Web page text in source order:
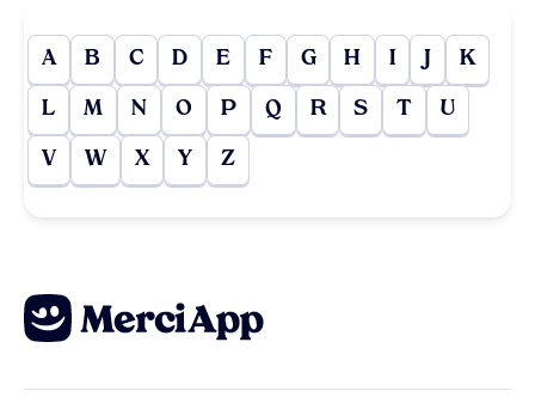
A B C D E F G H I J K
L M N O P Q R S T U
V W X Y Z